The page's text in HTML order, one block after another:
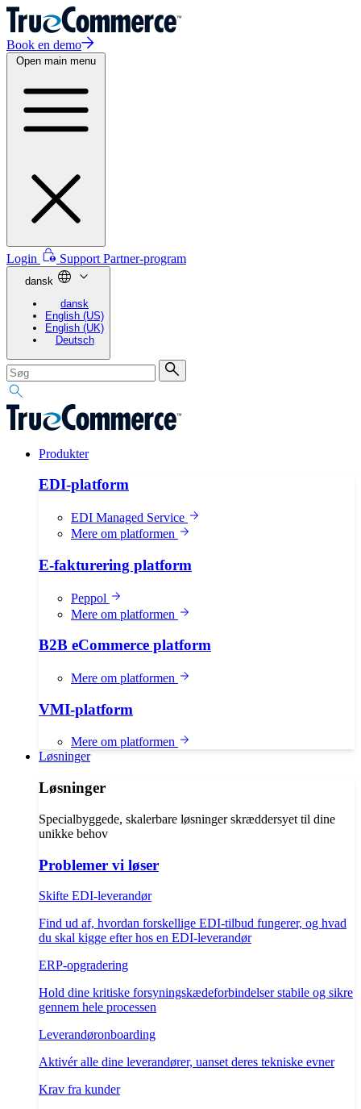
Book en demo
Open main menu
Login Support Partner-program
dansk
dansk
English (US)
English (UK)
Deutsch
Produkter
EDI-platform
EDI Managed Service
Mere om platformen
E-fakturering platform
Peppol
Mere om platformen
B2B eCommerce platform
Mere om platformen
VMI-platform
Mere om platformen
Løsninger
Løsninger
Specialbyggede, skalerbare løsninger skræddersyet til dine
unikke behov
Problemer vi løser
Skifte EDI-leverandør
Find ud af, hvordan forskellige EDI-tilbud fungerer, og hvad
du skal kigge efter hos en EDI-leverandør
ERP-opgradering
Hold dine kritiske forsyningskædeforbindelser stabile og sikre
gennem hele processen
Leverandøronboarding
Aktivér alle dine leverandører, uanset deres tekniske evner
Krav fra kunder